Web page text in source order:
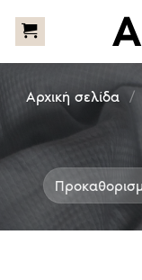
Αρχική σελίδα /